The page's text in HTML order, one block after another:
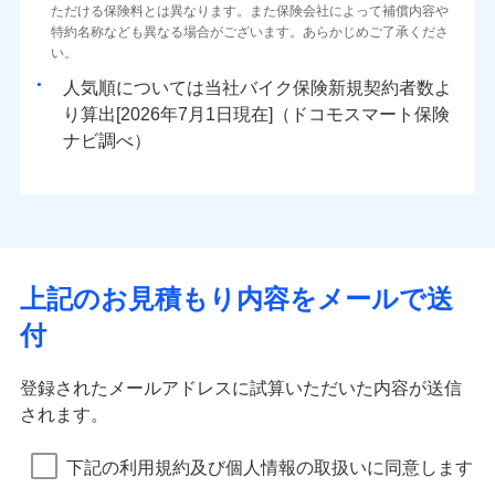
ただける保険料とは異なります。また保険会社によって補償内容や
特約名称なども異なる場合がございます。あらかじめご了承くださ
い。
人気順については当社
新規契約者数よ
り算出[
年 月
日現在]（ドコモスマート保険
ナビ調べ）
上記のお見積もり内容をメールで送
付
登録されたメールアドレスに試算いただいた内容が送信
されます。
下記の利用規約及び個人情報の取扱いに同意します